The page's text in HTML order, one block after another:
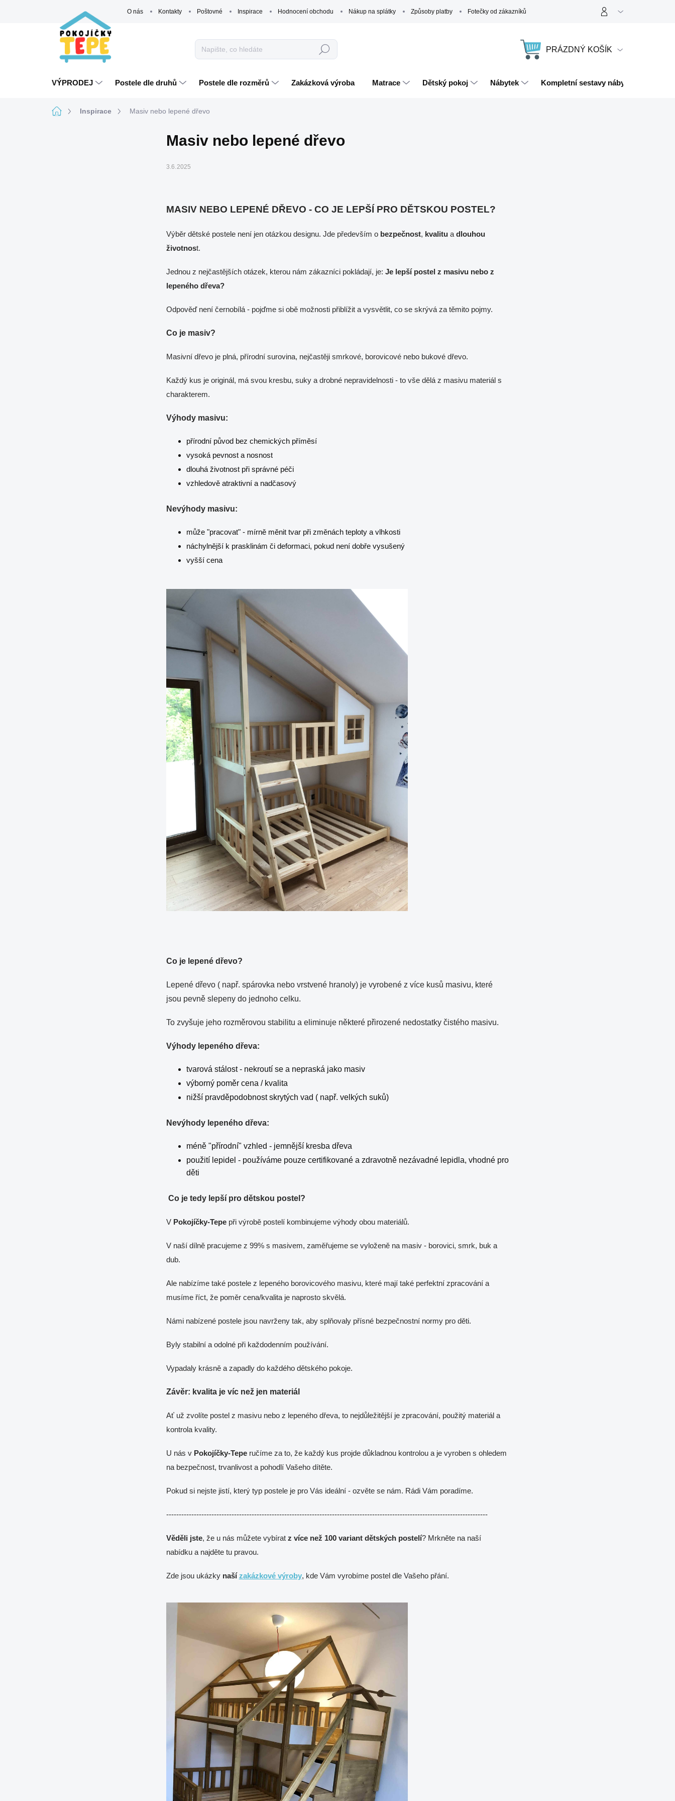
O nás Kontakty Poštovné Inspirace Hodnocení obchodu Nákup na splátky Způsoby platby Fotečky od zákazníků
Hledat
NÁKUPNÍ
PRÁZDNÝ KOŠÍK
VÝPRODEJ Postele dle druhů Postele dle rozměrů Zakázková výroba Matrace Dětský pokoj Nábytek Kompletní sestavy nábytku
DomůInspirace Masiv nebo lepené dřevo
Masiv nebo lepené dřevo
3.6.2025
MASIV NEBO LEPENÉ DŘEVO - CO JE LEPŠÍ PRO DĚTSKOU POSTEL?
Výběr dětské postele není jen otázkou designu. Jde především o bezpečnost, kvalitua dlouhou
životnost.
Jednou z nejčastějších otázek, kterou nám zákazníci pokládají, je: Je lepší postel z masivu nebo z
lepeného dřeva?
Odpověď není černobílá - pojďme si obě možnosti přiblížit a vysvětlit, co se skrývá za těmito pojmy.
Co je masiv?
Masivní dřevo je plná, přírodní surovina, nejčastěji smrkové, borovicové nebo bukové dřevo.
Každý kus je originál, má svou kresbu, suky a drobné nepravidelnosti - to vše dělá z masivu materiál s
charakterem.
Výhody masivu:
přírodní původ bez chemických příměsí
vysoká pevnost a nosnost
dlouhá životnost při správné péči
vzhledově atraktivní a nadčasový
Nevýhody masivu:
může "pracovat" - mírně měnit tvar při změnách teploty a vlhkosti
náchylnější k prasklinám či deformaci, pokud není dobře vysušený
vyšší cena
Co je lepené dřevo?
Lepené dřevo ( např. spárovka nebo vrstvené hranoly) je vyrobené z více kusů masivu, které
jsou pevně slepeny do jednoho celku.
To zvyšuje jeho rozměrovou stabilitu a eliminuje některé přirozené nedostatky čistého masivu.
Výhody lepeného dřeva:
tvarová stálost - nekroutí se a nepraská jako masiv
výborný poměr cena / kvalita
nižší pravděpodobnost skrytých vad ( např. velkých suků)
Nevýhody lepeného dřeva:
méně "přírodní" vzhled - jemnější kresba dřeva
použití lepidel - používáme pouze certifikované a zdravotně nezávadné lepidla, vhodné pro
děti
Co je tedy lepší pro dětskou postel?
V Pokojíčky-Tepepři výrobě postelí kombinujeme výhody obou materiálů.
V naší dílně pracujeme z 99% s masivem, zaměřujeme se vyloženě na masiv - borovici, smrk, buk a
dub.
Ale nabízíme také postele z lepeného borovicového masivu, které mají také perfektní zpracování a
musíme říct, že poměr cena/kvalita je naprosto skvělá.
Námi nabízené postele jsou navrženy tak, aby splňovaly přísné bezpečnostní normy pro děti.
Byly stabilní a odolné při každodenním používání.
Vypadaly krásně a zapadly do každého dětského pokoje.
Závěr: kvalita je víc než jen materiál
Ať už zvolíte postel z masivu nebo z lepeného dřeva, to nejdůležitější je zpracování, použitý materiál a
kontrola kvality.
U nás v Pokojíčky-Teperučíme za to, že každý kus projde důkladnou kontrolou a je vyroben s ohledem
na bezpečnost, trvanlivost a pohodlí Vašeho dítěte.
Pokud si nejste jistí, který typ postele je pro Vás ideální - ozvěte se nám. Rádi Vám poradíme.
--------------------------------------------------------------------------------------------------------------------------------
Věděli jste, že u nás můžete vybírat z více než 100 variant dětských postelí? Mrkněte na naší
nabídku a najděte tu pravou.
Zde jsou ukázky naší zakázkové výroby, kde Vám vyrobíme postel dle Vašeho přání.